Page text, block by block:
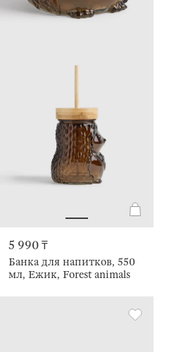
5 990 ₸
Банка для напитков, 550
мл, Ежик, Forest animals